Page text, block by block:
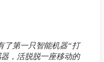
了第一只智能机器“打
，活脱脱一座移动的